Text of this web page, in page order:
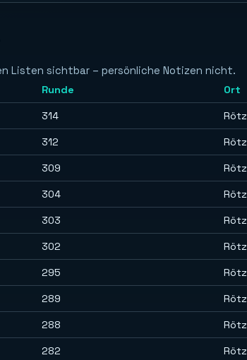
Listen sichtbar – persönliche Notizen nicht.
Runde Ort
314 Rötz
312 Rötz
309 Rötz
304 Rötz
303 Rötz
302 Rötz
295 Rötz
289 Rötz
288 Rötz
282 Rötz